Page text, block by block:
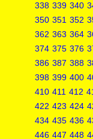
338 339 340
350 351 352
362 363 364
374 375 376
386 387 388
398 399 400
410 411 412
422 423 424
434 435 436
446 447 448